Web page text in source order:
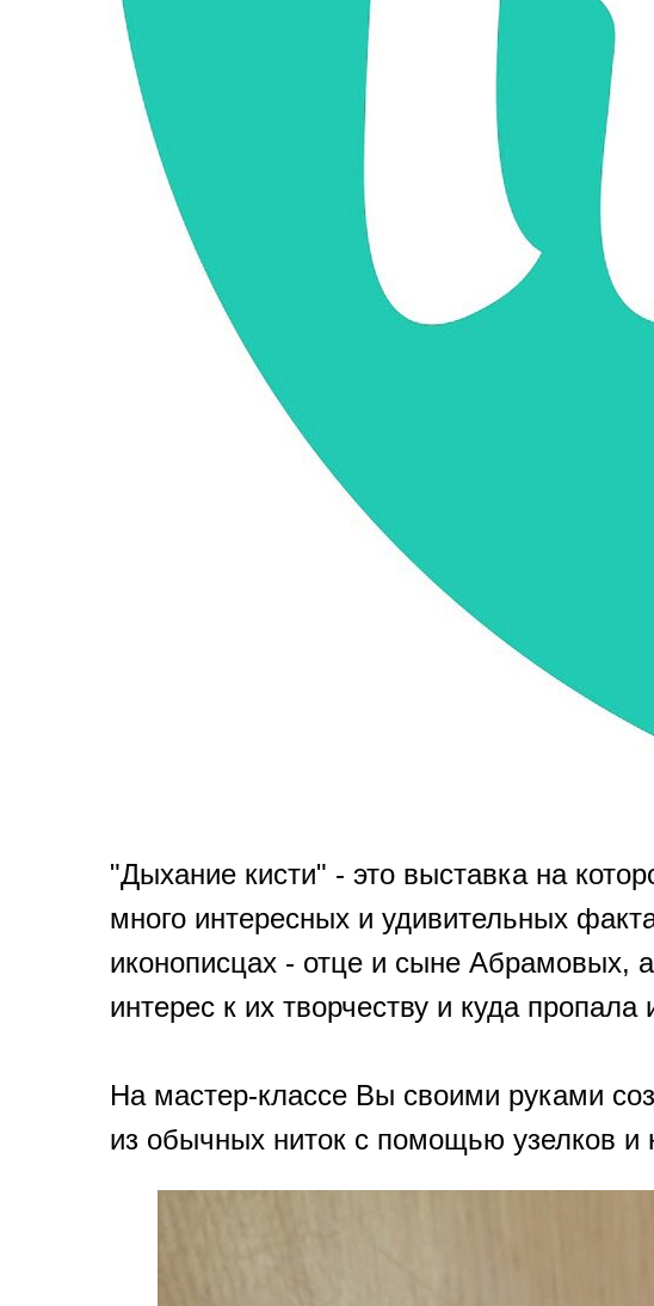
"Дыхание кисти" - это выставка на
много интересных и удивительных
иконописцах - отце и сыне Абрамовых,
интерес к их творчеству и куда
На мастер-классе Вы своими руками
из обычных ниток с помощью узелков и